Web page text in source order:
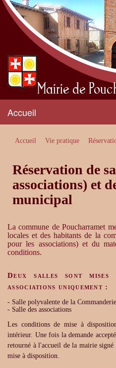
Mairie de
Accueil
Accueil Vie pratique
Réservation de
associations) et
municipal
La commune de Poucharramet
locales et des habitants de la
pour les associations) et du
conditions.
Deux salles sont mises
associations uniquement :
- Salle polyvalente de la Commanderie
- Salle des associations
Les conditions de mise à
intérieur. Une fois la demande
retourné à l'accueil de la mairie signé
mise à disposition.